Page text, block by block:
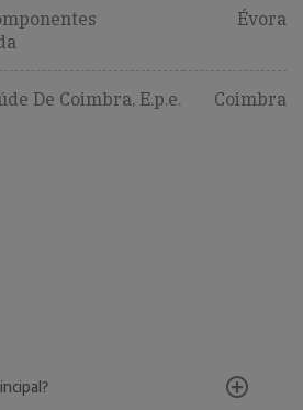
Évora
De Coimbra, E.p.e. Coimbra